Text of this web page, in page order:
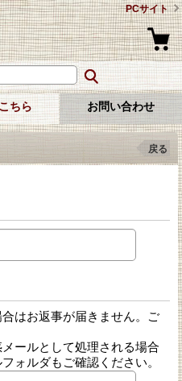
PCサイト
ちら お問い合わせ
戻る
はお返事が届きません。ご
ールとして処理される場合
ォルダもご確認ください。